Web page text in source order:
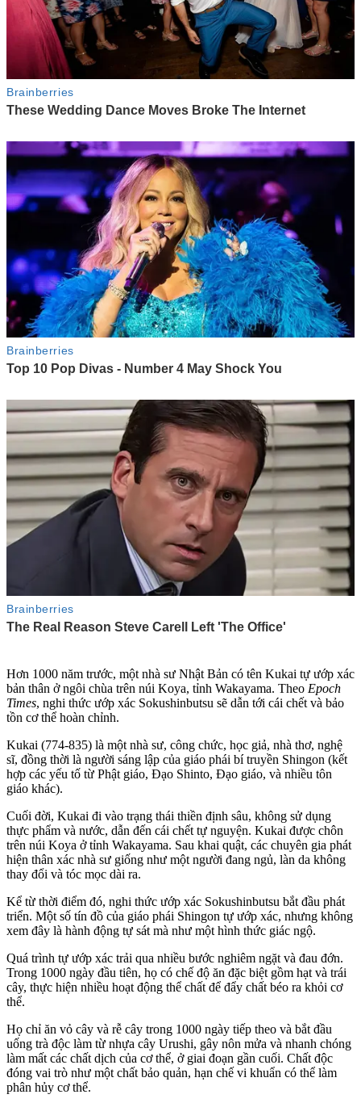
Hơn 1000 năm trước, một nhà sư Nhật Bản có tên Kukai tự ướp xác
bản thân ở ngôi chùa trên núi Koya, tỉnh Wakayama. Theo Epoch
Times, nghi thức ướp xác Sokushinbutsu sẽ dẫn tới cái chết và bảo
tồn c‌ơ th‌ể hoàn chỉnh.
Kukai (774-835) là một nhà sư, công chức, học giả, nhà thơ, nghệ
sĩ, đồng thời là người sáng lập của giáo phái bí truyền Shingon (kết
hợp các yếu tố từ Phật giáo, Đạo Shinto, Đạo giáo, và nhiều tôn
giáo khác).
Cuối đời, Kukai đi vào trạng thái thiền định sâu, không sử dụng
thực phẩm và nước, dẫn đến cái chết tự nguyện. Kukai được chôn
trên núi Koya ở tỉnh Wakayama. Sau khai quật, các chuyên gia phát
hiện thân xác nhà sư giống như một người đang ngủ, làn da không
thay đổi và tóc mọc dài ra.
Kể từ thời điểm đó, nghi thức ướp xác Sokushinbutsu bắt đầu phát
triển. Một số tín đồ của giáo phái Shingon tự ướp xác, nhưng không
xem đây là hành động t‌ּự sá‌ּt mà như một hình thức giác ngộ.
Quá trình tự ướp xác trải qua nhiều bước nghiêm ngặt và đau đớn.
Trong 1000 ngày đầu tiên, họ có chế độ ăn đặc biệt gồm hạt và trái
cây, thực hiện nhiều hoạt động thể chất để đẩy chất béo ra khỏi c‌ơ
th‌ể.
Họ chỉ ăn vỏ cây và rễ cây trong 1000 ngày tiếp theo và bắt đầu
uống trà độc làm từ nhựa cây Urushi, gây nôn mửa và nhanh chóng
làm mất các chất dịch của c‌ơ th‌ể, ở giai đoạn gần cuối. Chất độc
đóng vai trò như một chất bảo quản, hạn chế vi khuẩn có thể làm
phân hủy c‌ơ th‌ể.